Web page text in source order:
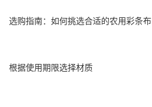
选购指南：如何挑选合适的农用彩条布
根据使用期限选择材质